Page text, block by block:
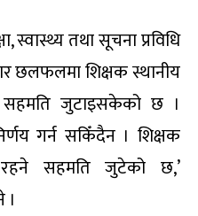
स्वास्थ्य तथा सूचना प्रविधि
छलफलमा शिक्षक स्थानीय
जुटाइसकेको छ ।
गर्न सकिँदैन । शिक्षक
सहमति जुटेको छ,’